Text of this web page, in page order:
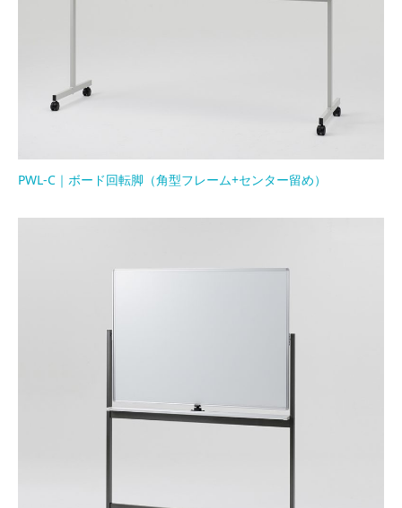
PWL-C｜ボード回転脚（角型フレーム+センター留め）